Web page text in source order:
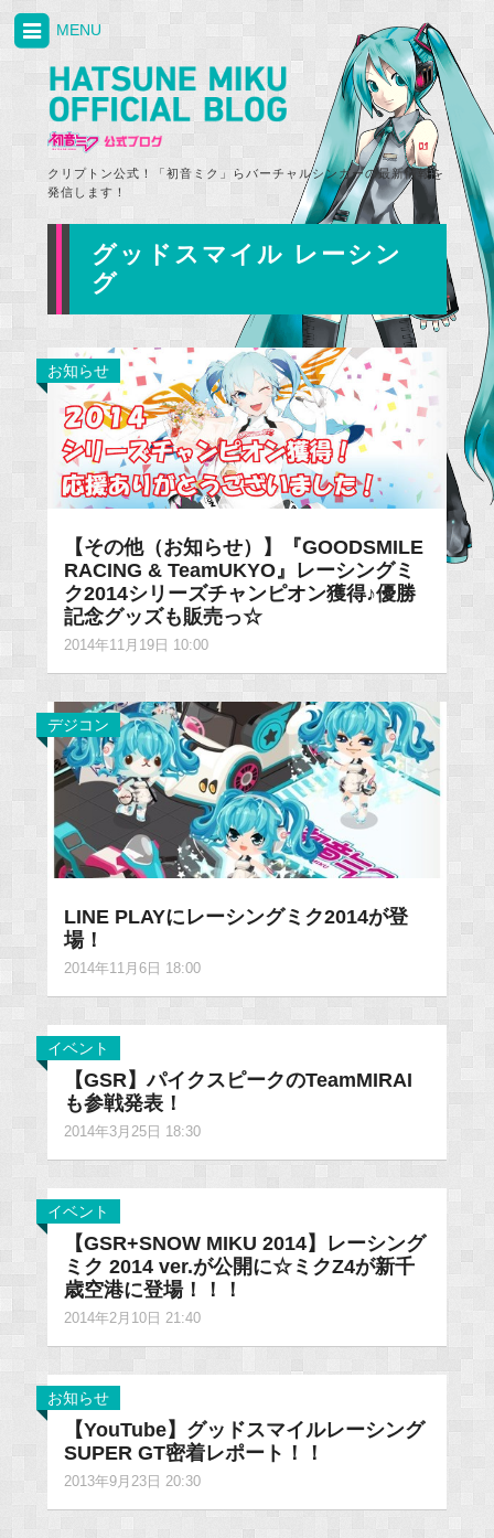
クリプトン公式！「初音ミク」らバーチャルシンガーの最新情報を
発信します！
MENU
グッドスマイル レーシン
グ
お知らせ
【その他（お知らせ）】『GOODSMILE
RACING & TeamUKYO』レーシングミ
ク2014シリーズチャンピオン獲得♪優勝
記念グッズも販売っ☆
2014年11月19日 10:00
デジコン
LINE PLAYにレーシングミク2014が登
場！
2014年11月6日 18:00
イベント
【GSR】パイクスピークのTeamMIRAI
も参戦発表！
2014年3月25日 18:30
イベント
【GSR+SNOW MIKU 2014】レーシング
ミク 2014 ver.が公開に☆ミクZ4が新千
歳空港に登場！！！
2014年2月10日 21:40
お知らせ
【YouTube】グッドスマイルレーシング
SUPER GT密着レポート！！
2013年9月23日 20:30